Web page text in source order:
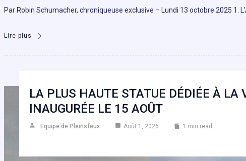
Par Robin Schumacher, chroniqueuse exclusive – Lundi 13 octobre 2025 1.
Lire plus
LA PLUS HAUTE STATUE DÉDIÉE À LA
INAUGURÉE LE 15 AOÛT
Equipe de Pleinsfeux Août 1, 2026 1 min read